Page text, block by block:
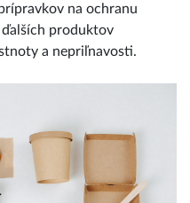
na ochranu
produktov
a nepriľnavosti.